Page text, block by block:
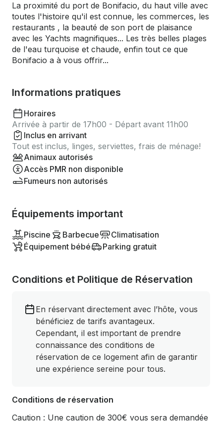
La proximité du port de Bonifacio, du haut ville avec
toutes l'histoire qu'il est connue, les commerces, les
restaurants , la beauté de son port de plaisance
avec les Yachts magnifiques... Les très belles plages
de l'eau turquoise et chaude, enfin tout ce que
Bonifacio a à vous offrir...
Informations pratiques
Horaires
Arrivée à partir de 17h00 - Départ avant 11h00
Inclus en arrivant
Tout est inclus, linges, serviettes, frais de ménage!
Animaux autorisés
Accès PMR non disponible
Fumeurs non autorisés
Équipements important
Piscine Barbecue
Climatisation
Équipement bébé
Parking gratuit
Conditions et Politique de Réservation
En réservant directement avec l’hôte, vous
bénéficiez de tarifs avantageux.
Cependant, il est important de prendre
connaissance des conditions de
réservation de ce logement afin de garantir
une expérience sereine pour tous.
Conditions de réservation
Caution : Une caution de 300€ vous sera demandée